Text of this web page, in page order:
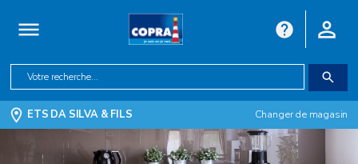
ETS DA SILVA & FILS Changer de magasin